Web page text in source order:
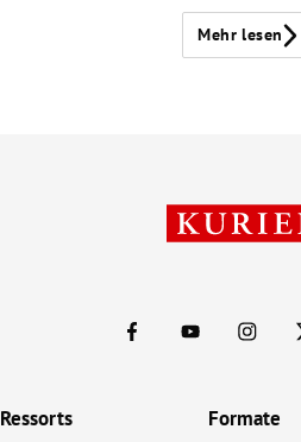
Mehr lesen
Ressorts Formate